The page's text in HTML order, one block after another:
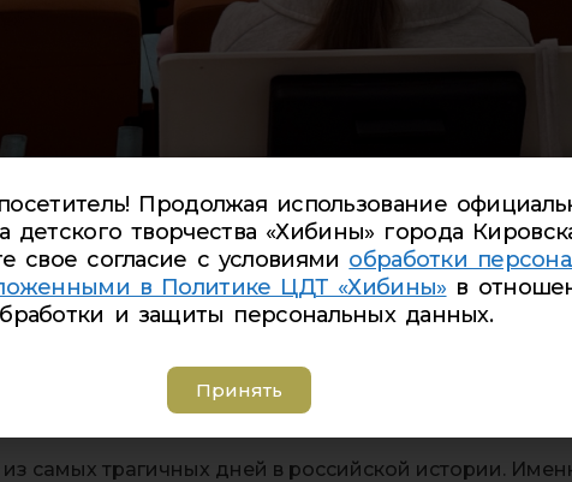
и скорби
самых трагичных дней в российской истории.
Продолжая использование
детского творчества «Хибины» города
свое согласие с условиями обработки
в Политике ЦДТ «Хибины» в
и защиты персональных данных.
Принять